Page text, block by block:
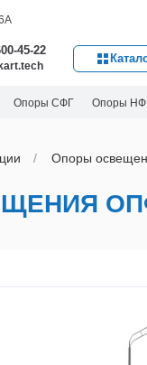
45-22
Опоры СФГ Опоры
Oпоры